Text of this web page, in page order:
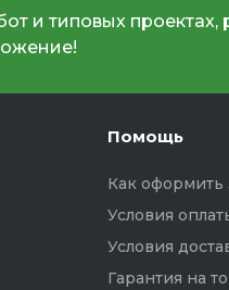
и типовых проектах,
Помощь
Как оформить
Условия
Условия
Гарантия на